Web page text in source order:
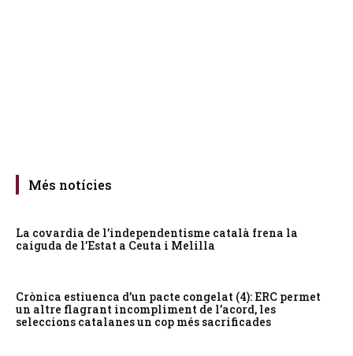
Més notícies
La covardia de l’independentisme català frena la
caiguda de l’Estat a Ceuta i Melilla
Crònica estiuenca d’un pacte congelat (4): ERC permet
un altre flagrant incompliment de l’acord, les
seleccions catalanes un cop més sacrificades